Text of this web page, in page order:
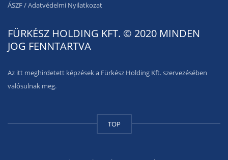
ÁSZF/Adatvédelmi Nyilatkozat
FÜRKÉSZ HOLDING KFT. © 2020 MINDEN
JOG FENNTARTVA
Az itt meghirdetett képzések a Fürkész Holding Kft. szervezésében
valósulnak meg.
TOP